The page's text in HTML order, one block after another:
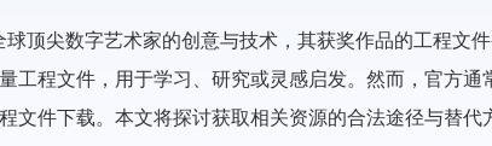
顶尖数字艺术家的创意与技术，其获奖作品的工程文
工程文件，用于学习、研究或灵感启发。然而，官方通
文件下载。本文将探讨获取相关资源的合法途径与替代